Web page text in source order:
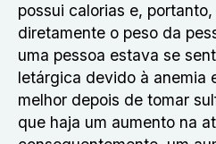
possui calorias e,
diretamente o peso da
uma pessoa estava se
letárgica devido à anemia
melhor depois de tomar
que haja um aumento na